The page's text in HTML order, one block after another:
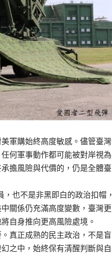
軍購始終高度敏感。儘管臺灣
何軍事動作都可能被對岸視為
擔風險與代價的，仍是全體臺
也不是非黑即白的政治扣帽，
關係仍充滿高度變數，臺灣更
自身推向更高風險處境。
真正成熟的民主政治，不是盲
之中，始終保有清醒判斷與自